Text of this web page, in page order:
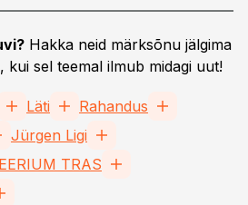
Hakka neid märksõnu jälgima
kui sel teemal ilmub midagi uut!
Läti
Rahandus
Jürgen Ligi
TRAS